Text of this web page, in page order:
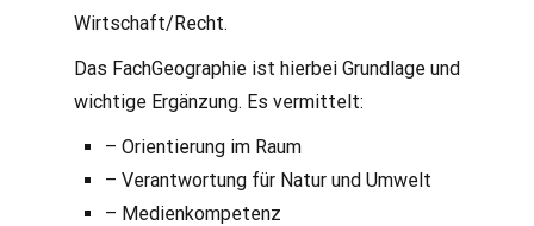
Wirtschaft/Recht.
Das FachGeographie ist hierbei Grundlage und
wichtige Ergänzung. Es vermittelt:
– Orientierung im Raum
– Verantwortung für Natur und Umwelt
– Medienkompetenz